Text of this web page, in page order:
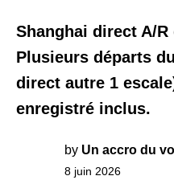
Shanghai direct A/R
Plusieurs départs
direct autre 1
enregistré inclus.
by Un accro du
8 juin 2026